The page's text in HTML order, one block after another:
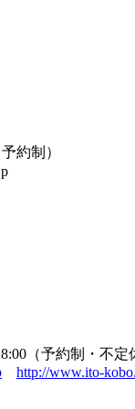
約制）
（予約制・不定
http://www.ito-